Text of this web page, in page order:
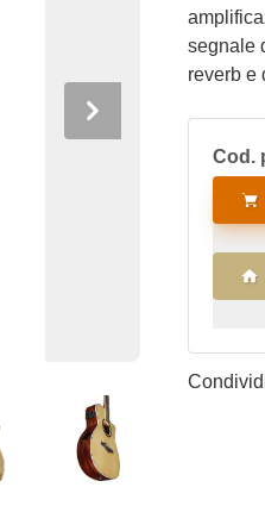
Next
segnale
reverb e
Cod.